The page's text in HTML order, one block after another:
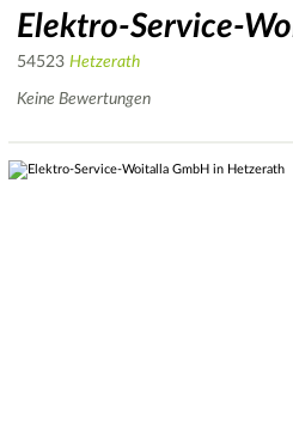
Elektro-Service-
54523 Hetzerath
Keine Bewertungen